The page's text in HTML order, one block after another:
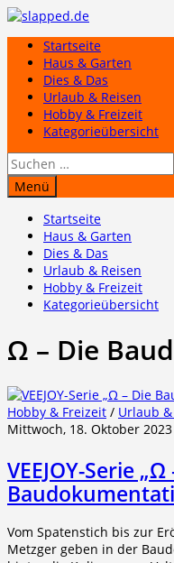
Zum
springenStartseite
Haus & Garten
Dies & Das
Urlaub & Reisen
Hobby & Freizeit
Kategorieübersicht
Suchen
nach:
Menü
Startseite
Haus & Garten
Dies & Das
Urlaub & Reisen
Hobby & Freizeit
Kategorieübersicht
Ω – Die
Hobby & Freizeit / Urlaub
Mittwoch, 18. Oktober 2023
VEEJOY-Serie „Ω
Vom Spatenstich bis zur
Metzger geben in der